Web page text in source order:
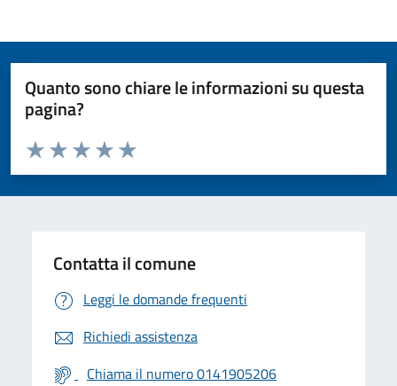
Quanto sono chiare le informazioni su questa
pagina?
Valuta da 1 a 5 stelle la pagina
Valuta 5 stelle su 5
Valuta 4 stelle su 5
Valuta 3 stelle su 5
Valuta 2 stelle su 5
Valuta 1 stelle su 5
Contatta il comune
Leggi le domande frequenti
Richiedi assistenza
Chiama il numero 0141905206